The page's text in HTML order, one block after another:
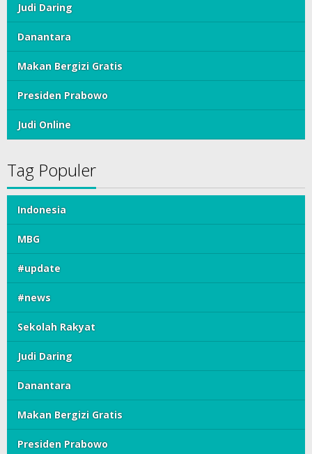
Judi Daring
Danantara
Makan Bergizi Gratis
Presiden Prabowo
Judi Online
Tag Populer
Indonesia
MBG
#update
#news
Sekolah Rakyat
Judi Daring
Danantara
Makan Bergizi Gratis
Presiden Prabowo